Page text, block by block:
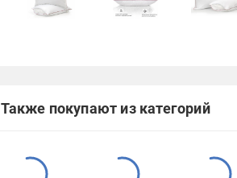
Также покупают из категорий